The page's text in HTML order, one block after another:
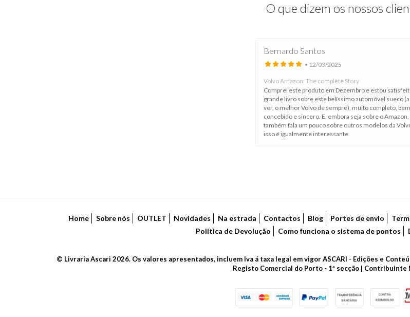
O que dizem os nossos
Bernardo Santos
• 12/03/2025
Volvo Amazon: The complete Story
Comprei este produto em Dezembro e estou
grande livro sobre este belíssimo automóvel sueco
ver, o melhor Volvo de sempre), muito completo, bem
concebido e sincero. E, embora seja sobre o Amazon,
também fala um pouco sobre outros modelos da
isso é igualmente interessante.
Home Sobre nós OUTLET Novidades Na estrada Contactos Blog Portes de envio
Politica de Devolução
Como funciona o sistema de pontos
© Livraria Ascari 2026. Os valores apresentados, incluem Iva á taxa legal em vigor ASCARI - Edições e
Registo Comercial do Porto - 1ª secção | Contribuinte